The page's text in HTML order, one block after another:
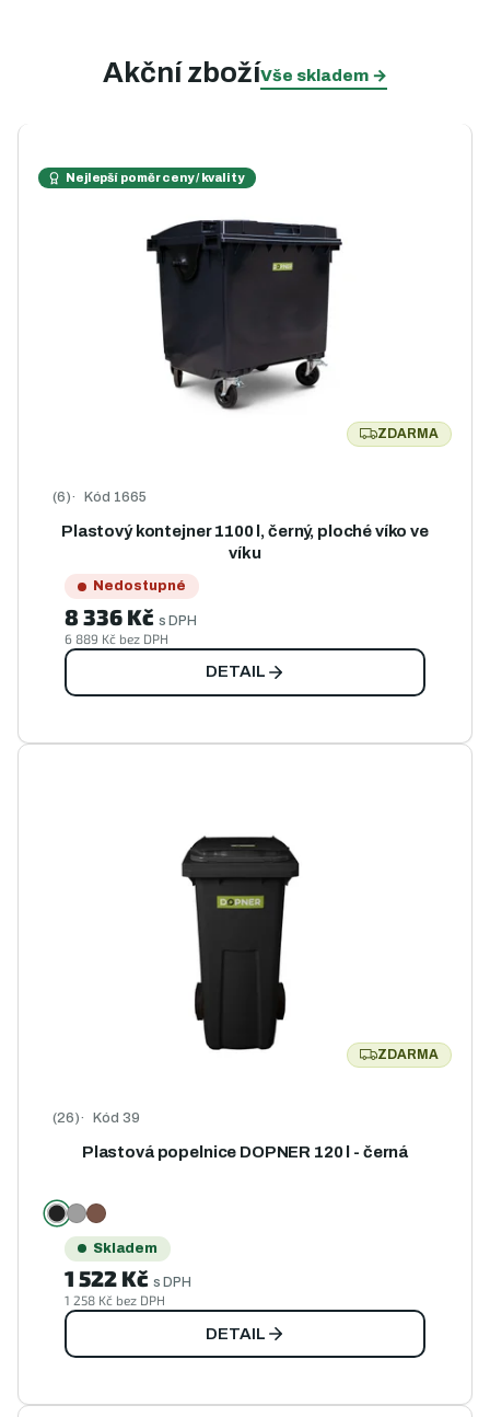
Akční zbožíVše skladem →
Nejlepší poměr ceny / kvality
ZDARMA
ZDARMA
Plastový kontejner 1100 l, černý, ploché víko ve
víku
Průměrné hodnocení produktu je 5,0 z 5 hvězdiček.
Kód 1665
Nedostupné
6 889 Kč bez DPH
8 336 Kč s DPH
DETAIL
ZDARMA
ZDARMA
Plastová popelnice DOPNER 120 l - černá
Průměrné hodnocení produktu je 4,7 z 5 hvězdiček.
Kód 39
Skladem
1 258 Kč bez DPH
1 522 Kč s DPH
DETAIL